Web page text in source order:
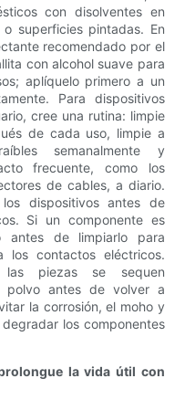
con disolventes en
superficies pintadas. En
recomendado por el
con alcohol suave para
aplíquelo primero a un
Para dispositivos
cree una rutina: limpie
de cada uso, limpie a
semanalmente y
frecuente, como los
de cables, a diario.
dispositivos antes de
Si un componente es
antes de limpiarlo para
contactos eléctricos.
las piezas se sequen
polvo antes de volver a
la corrosión, el moho y
los componentes
la vida útil con